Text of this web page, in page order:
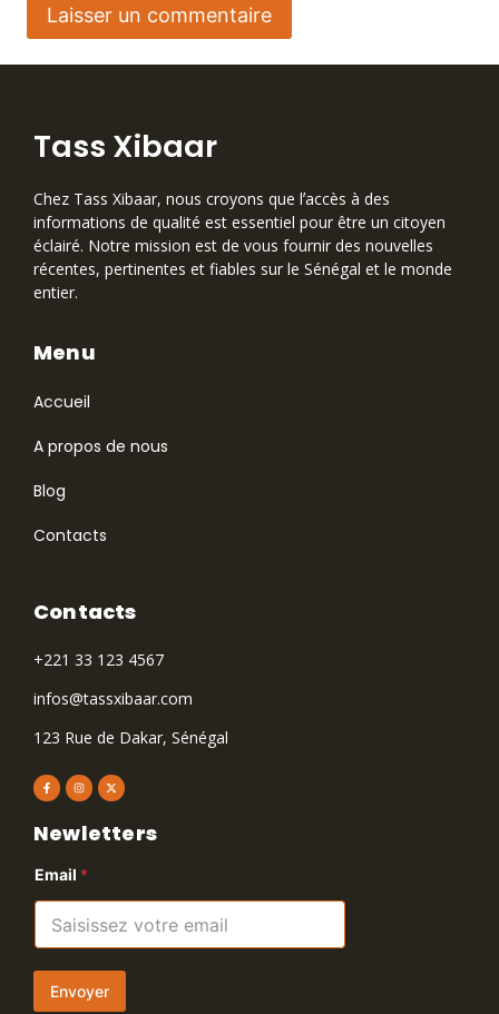
Tass Xibaar
Chez Tass Xibaar, nous croyons que lʼaccès à des
informations de qualité est essentiel pour être un citoyen
éclairé. Notre mission est de vous fournir des nouvelles
récentes, pertinentes et fiables sur le Sénégal et le monde
entier.
Accueil
A propos de nous
Blog
Contacts
Menu
Contacts
+221 33 123 4567
infos@tassxibaar.com
123 Rue de Dakar, Sénégal
Newletters
Email *
Envoyer